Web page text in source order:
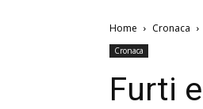
Home Cronaca
Cronaca
Furti